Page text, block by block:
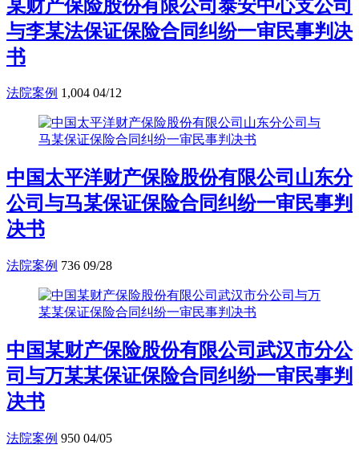
某财产保险股份有限公司泰安中心支公司
与李某法保证保险合同纠纷一审民事判决
书
法院案例 1,004 04/12
中国太平洋财产保险股份有限公司山东分
公司与马某保证保险合同纠纷一审民事判
决书
法院案例 736 09/28
中国某财产保险股份有限公司武汉市分公
司与万某某保证保险合同纠纷一审民事判
决书
法院案例 950 04/05